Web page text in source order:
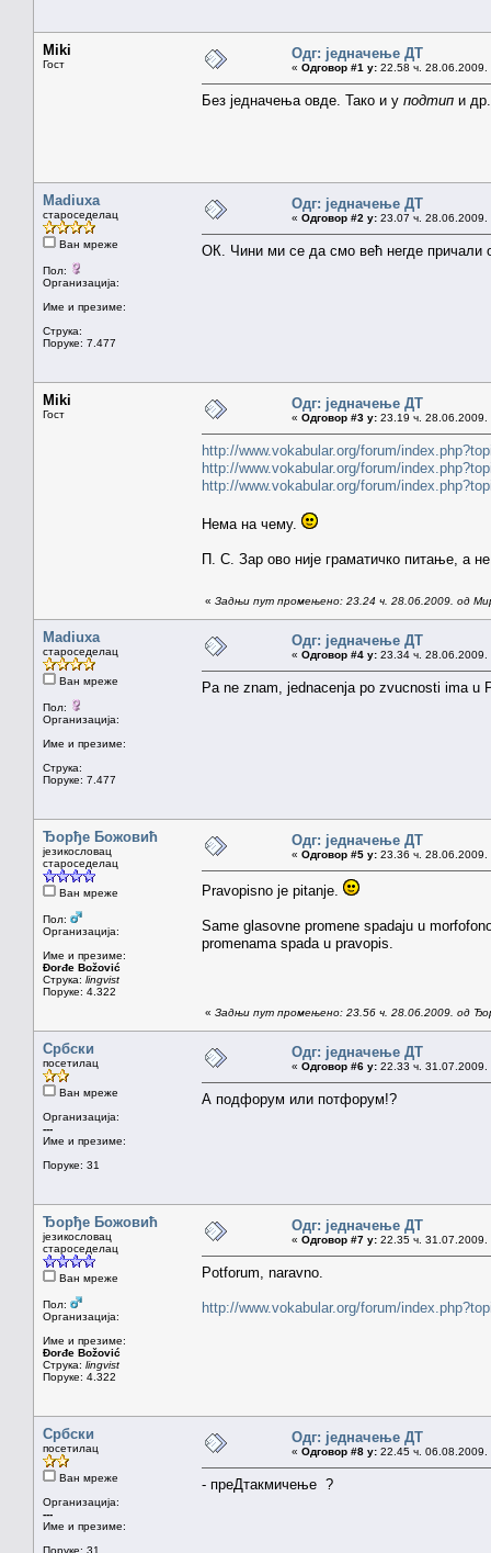
Miki
Гост
Одг: једначење ДТ
« Одговор #1 у: 22.58 ч. 28.06.2009.
Без једначења овде. Тако и у подтип и
Madiuxa
староседелац
Ван мреже
Пол:
Организација:
Име и презиме:
Струка:
Поруке: 7.477
Одг: једначење ДТ
« Одговор #2 у: 23.07 ч. 28.06.2009.
ОК. Чини ми се да смо већ негде причали
Miki
Гост
Одг: једначење ДТ
« Одговор #3 у: 23.19 ч. 28.06.2009.
http://www.vokabular.org/forum/
http://www.vokabular.org/forum/
http://www.vokabular.org/forum/
Нема на чему.
П. С. Зар ово није граматичко питање, а
« Задњи пут промењено: 23.24 ч. 28.06.2009. од
Madiuxa
староседелац
Ван мреже
Пол:
Организација:
Име и презиме:
Струка:
Поруке: 7.477
Одг: једначење ДТ
« Одговор #4 у: 23.34 ч. 28.06.2009.
Pa ne znam, jednacenja po zvucnosti ima u
Ђорђе Божовић
језикословац
староседелац
Ван мреже
Пол:
Организација:
Име и презиме:
Đorđe Božović
Струка: lingvist
Поруке: 4.322
Одг: једначење ДТ
« Одговор #5 у: 23.36 ч. 28.06.2009.
Pravopisno je pitanje.
Same glasovne promene spadaju u
promenama spada u pravopis.
« Задњи пут промењено: 23.56 ч. 28.06.2009. од
Србски
посетилац
Ван мреже
Организација:
---
Име и презиме:
Поруке: 31
Одг: једначење ДТ
« Одговор #6 у: 22.33 ч. 31.07.2009.
А подфорум или потфорум!?
Ђорђе Божовић
језикословац
староседелац
Ван мреже
Пол:
Организација:
Име и презиме:
Đorđe Božović
Струка: lingvist
Поруке: 4.322
Одг: једначење ДТ
« Одговор #7 у: 22.35 ч. 31.07.2009.
Potforum, naravno.
http://www.vokabular.org/forum/
Србски
посетилац
Ван мреже
Организација:
---
Име и презиме:
Поруке: 31
Одг: једначење ДТ
« Одговор #8 у: 22.45 ч. 06.08.2009.
- преДтакмичење ?